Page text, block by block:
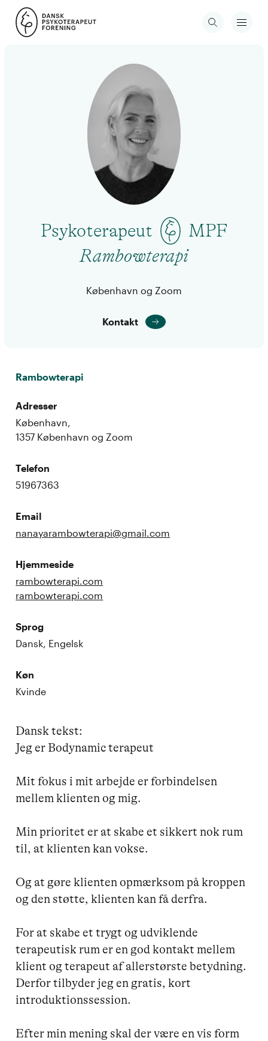
Psykoterapeut
MPF
Rambowterapi
København og Zoom
Kontakt
Rambowterapi
Adresser
København,
1357 København og Zoom
Telefon
51967363
Email
nanayarambowterapi@gmail.com
Hjemmeside
rambowterapi.com
rambowterapi.com
Sprog
Dansk, Engelsk
Køn
Kvinde
Dansk tekst:
Jeg er Bodynamic terapeut
Mit fokus i mit arbejde er forbindelsen
mellem klienten og mig.
Min prioritet er at skabe et sikkert nok rum
til, at klienten kan vokse.
Og at gøre klienten opmærksom på kroppen
og den støtte, klienten kan få derfra.
For at skabe et trygt og udviklende
terapeutisk rum er en god kontakt mellem
klient og terapeut af allerstørste betydning.
Derfor tilbyder jeg en gratis, kort
introduktionssession.
Efter min mening skal der være en vis form